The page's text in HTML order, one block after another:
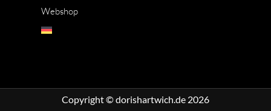
Webshop
Copyright © dorishartwich.de 2026